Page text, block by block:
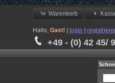
Warenkorb
Hallo, Gast! login
+49 - (0) 42 45/